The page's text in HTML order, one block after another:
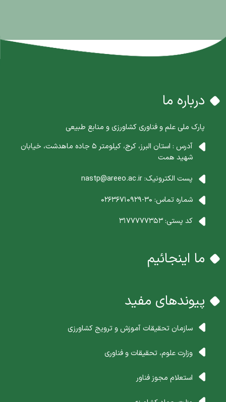
درباره ما
پارک ملی علم و فناوری کشاورزی و منابع طبیعی
آدرس : استان البرز، کرج، کیلومتر 5 جاده ماهدشت، خیابان
شهید همت
پست الکترونیک:nastp@areeo.ac.ir
شماره تماس: 30-02636710929
کد پستی:3177777353
ما اینجائیم
پیوندهای مفید
سازمان تحقیقات آموزش و ترویج کشاورزی
وزارت علوم، تحقیقات و فناوری
استعلام مجوز فناور